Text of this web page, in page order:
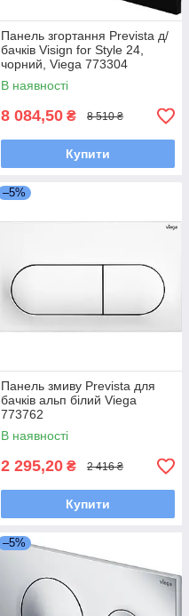
Панель згортання Prevista д/
бачків Visign for Style 24,
чорний, Viega 773304
В наявності
8 084,50 ₴ 8 510 ₴
Купити
–5%
Панель змиву Prevista для
бачків альп білий Viega
773762
В наявності
2 295,20 ₴ 2 416 ₴
Купити
–5%